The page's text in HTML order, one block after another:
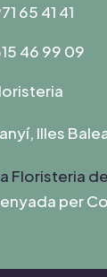
65 41 41
46 99 09
Illes
Floristeria
per C